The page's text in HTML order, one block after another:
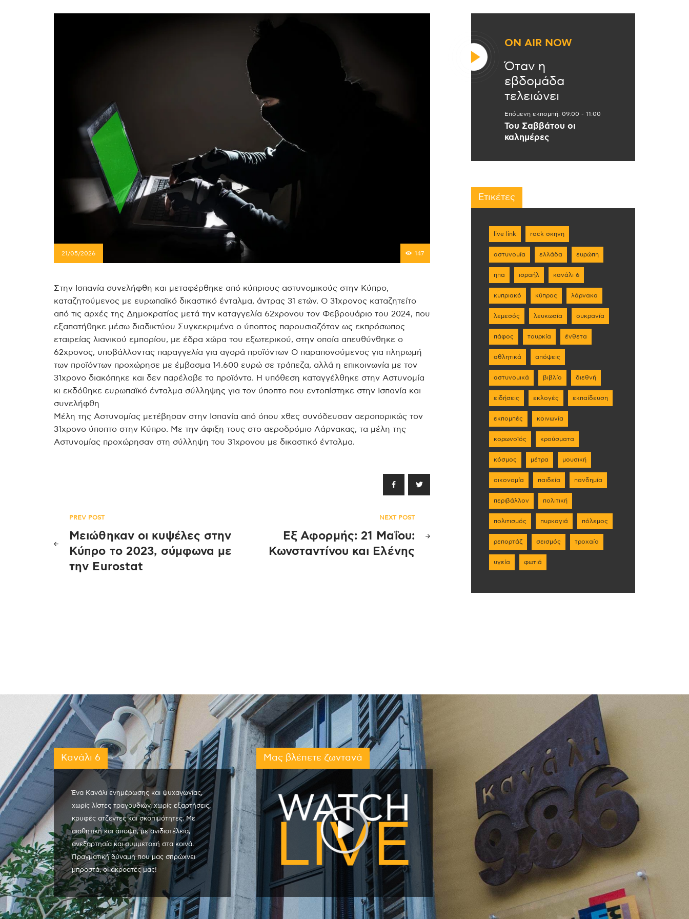
Επικοινωνία
21/05/2026 147
Στην Ισπανία συνελήφθη και μεταφέρθηκε από κύπριους αστυνομικούς στην Κύπρο,
καταζητούμενος με ευρωπαϊκό δικαστικό ένταλμα, άντρας 31 ετών. Ο 31χρονος καταζητείτο
από τις αρχές της Δημοκρατίας μετά την καταγγελία 62χρονου τον Φεβρουάριο του 2024, που
εξαπατήθηκε μέσω διαδικτύου Συγκεκριμένα ο ύποπτος παρουσιαζόταν ως εκπρόσωπος
εταιρείας λιανικού εμπορίου, με έδρα χώρα του εξωτερικού, στην οποία απευθύνθηκε ο
62χρονος, υποβάλλοντας παραγγελία για αγορά προϊόντων Ο παραπονούμενος για πληρωμή
των προϊόντων προχώρησε με έμβασμα 14.600 ευρώ σε τράπεζα, αλλά η επικοινωνία με τον
31χρονο διακόπηκε και δεν παρέλαβε τα προϊόντα. Η υπόθεση καταγγέλθηκε στην Αστυνομία
κι εκδόθηκε ευρωπαϊκό ένταλμα σύλληψης για τον ύποπτο που εντοπίστηκε στην Ισπανία και
συνελήφθη
Μέλη της Αστυνομίας μετέβησαν στην Ισπανία από όπου χθες συνόδευσαν αεροπορικώς τον
31χρονο ύποπτο στην Κύπρο. Με την άφιξη τους στο αεροδρόμιο Λάρνακας, τα μέλη της
Αστυνομίας προχώρησαν στη σύλληψη του 31χρονου με δικαστικό ένταλμα.
Πλοήγηση
άρθρων
PREV POST
Μειώθηκαν οι κυψέλες στην
Κύπρο το 2023, σύμφωνα με
την Eurostat
NEXT POST
Εξ Αφορμής: 21 Μαΐου:
Κωνσταντίνου και Ελένης
ON AIR NOW
Όταν η
εβδομάδα
τελειώνει
Επόμενη εκπομπή: 09:00 - 11:00
Του Σαββάτου οι
καλημέρες
Ετικέτες
live link rock σκηνη
αστυνομία ελλάδα ευρώπη
ηπα ισραήλ κανάλι 6
κυπριακό κύπρος λάρνακα
λεμεσός λευκωσία ουκρανία
πάφος τουρκία ένθετα
αθλητικά απόψεις
αστυνομικά βιβλίο διεθνή
ειδήσεις εκλογές εκπαίδευση
εκπομπές κοινωνία
κορωνοϊός κρούσματα
κόσμος μέτρα μουσική
οικονομία παιδεία πανδημία
περιβάλλον πολιτική
πολιτισμός πυρκαγιά πόλεμος
ρεπορτάζ σεισμός τροχαίο
υγεία φωτιά
Κανάλι 6
Ένα Κανάλι ενημέρωσης και ψυχαγωγίας,
χωρίς λίστες τραγουδιών, χωρίς εξαρτήσεις,
κρυφές ατζέντες και σκοπιμότητες. Με
αισθητική και άποψη, με ανιδιοτέλεια,
ανεξαρτησία και συμμετοχή στα κοινά.
Πραγματική δύναμη που μας σπρώχνει
μπροστά, οι ακροατές μας!
Μας βλέπετε ζωντανά